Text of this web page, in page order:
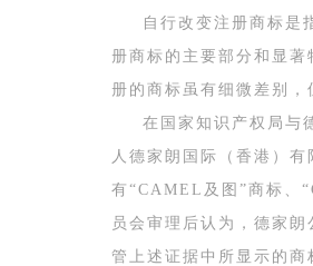
自行改变注册商标是
册商标的主要部分和显
册的商标虽有细微差别
在国家知识产权局与
人德家朗国际（香港）
有“CAMEL及图”商标、
员会审理后认为，德家
管上述证据中所显示的